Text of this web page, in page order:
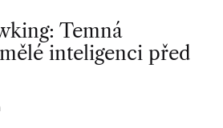
Temná
inteligenci před